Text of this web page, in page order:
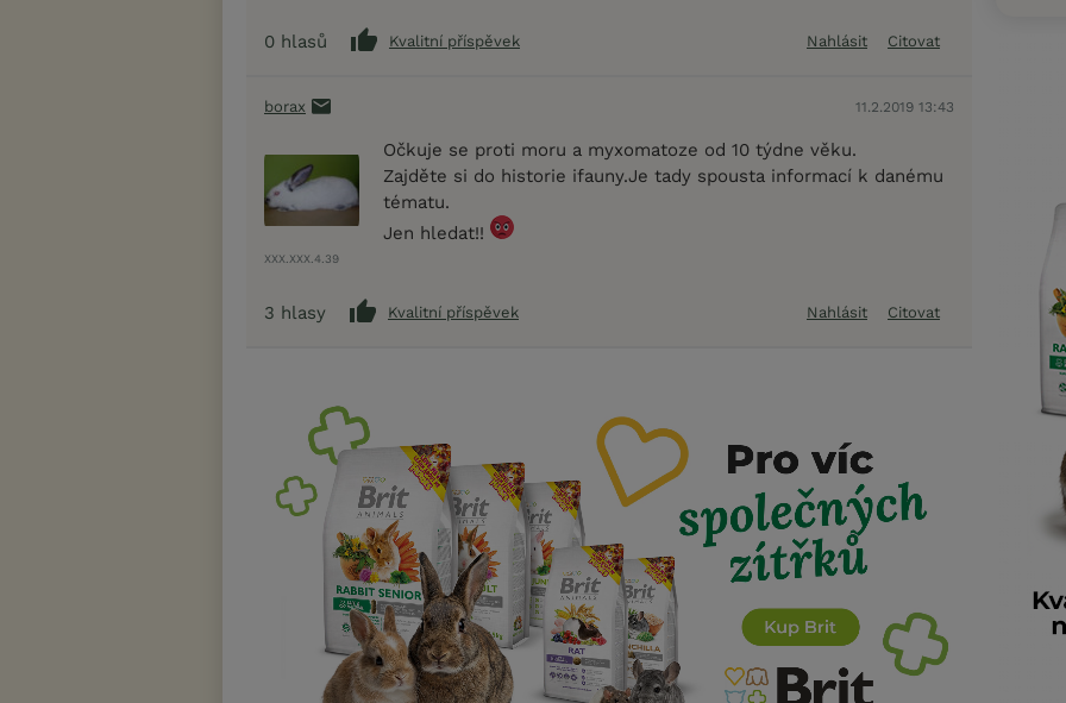
0 hlasů Kvalitní příspěvek Nahlásit Citovat
borax 11.2.2019 13:43
XXX.XXX.4.39
Očkuje se proti moru a myxomatoze od 10 týdne věku.
Zajděte si do historie ifauny.Je tady spousta informací k danému
tématu.
Jen hledat!!
3 hlasy Kvalitní příspěvek Nahlásit Citovat